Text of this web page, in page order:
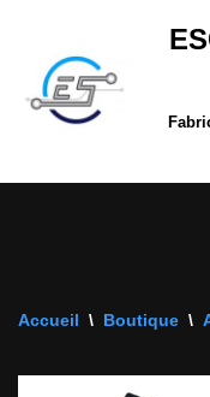
Aller
au
contenu
Accueil \ Boutique \